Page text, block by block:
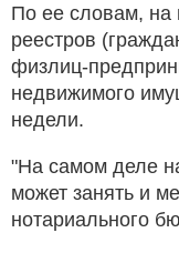
По ее словам, на
реестров
физлиц-
недвижимого
недели.
"На самом деле
может занять и
нотариального